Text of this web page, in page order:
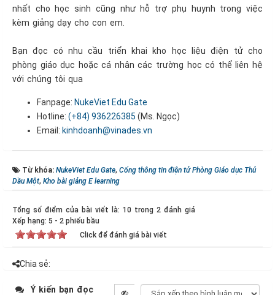
nhất cho học sinh cũng như hỗ trợ phụ huynh trong việc
kèm giảng dạy cho con em.
Bạn đọc có nhu cầu triển khai kho học liệu điện tử cho
phòng giáo dục hoặc cá nhân các trường học có thể liên hệ
với chúng tôi qua
Fanpage: NukeViet Edu Gate
Hotline: (+84) 936226385 (Ms. Ngọc)
Email: kinhdoanh@vinades.vn
Từ khóa: NukeViet Edu Gate, Cổng thông tin điện tử Phòng Giáo dục Thủ
Dầu Một, Kho bài giảng E learning
Tổng số điểm của bài viết là: 10 trong 2 đánh giá
Xếp hạng: 5 - 2 phiếu bầu
Click để đánh giá bài viết
Chia sẻ:
Ý kiến bạn đọc